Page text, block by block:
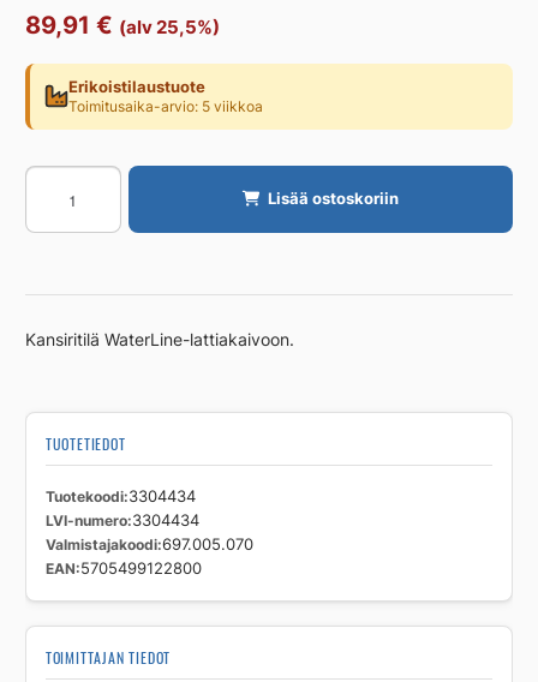
89,91 € (alv 25,5%)
Erikoistilaustuote
Toimitusaika-arvio: 5 viikkoa
Kansiritilä
BLÜCHER
WATERLINE
Lisää ostoskoriin
Kansiritilä WaterLine-lattiakaivoon.
TUOTETIEDOT
Tuotekoodi 3304434
LVI-numero 3304434
Valmistajakoodi 697.005.070
EAN 5705499122800
TOIMITTAJAN TIEDOT